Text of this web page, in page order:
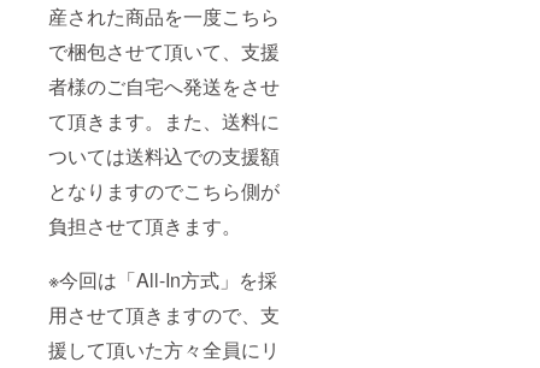
産された商品を一度こちら
で梱包させて頂いて、支援
者様のご自宅へ発送をさせ
て頂きます。また、送料に
ついては送料込での支援額
となりますのでこちら側が
負担させて頂きます。
※今回は「All-In方式」を採
用させて頂きますので、支
援して頂いた方々全員にリ